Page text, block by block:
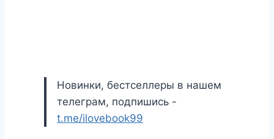
Новинки, бестселлеры в нашем
телеграм, подпишись -
t.me/ilovebook99